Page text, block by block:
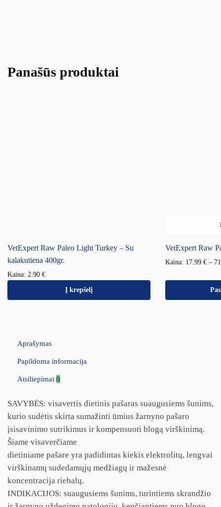
Panašūs produktai
VetExpert Raw Paleo Light Turkey – Su
kalakutiena 400gr.
Kaina: 2.90 €
Į krepšelį
VetExpert Raw
Kaina: 17.99 € –
Aprašymas
Papildoma informacija
Atsiliepimai 0
SAVYBĖS: visavertis dietinis pašaras suaugusiems šunims,
kurio sudėtis skirta sumažinti ūmius žarnyno pašaro
įsisavinimo sutrikimus ir kompensuoti blogą virškinimą.
Šiame visaverčiame
dietiniame pašare yra padidintas kiekis elektrolitų, lengvai
virškinamų sudedamųjų medžiagų ir mažesnė
koncentracija riebalų.
INDIKACIJOS: suaugusiems šunims, turintiems skrandžio